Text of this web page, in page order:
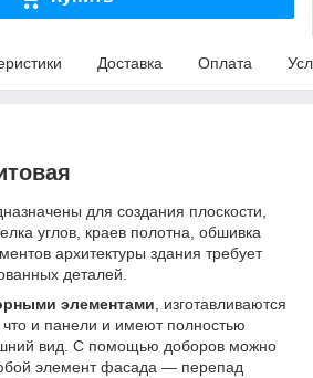
Доставка Оплата
для создания плоскости,
углов, краев полотна, обшивка
архитектуры здания требует
деталей.
элементами, изготавливаются
что и панели и имеют полностью
вид. С помощью доборов можно
элемент фасада — перепад